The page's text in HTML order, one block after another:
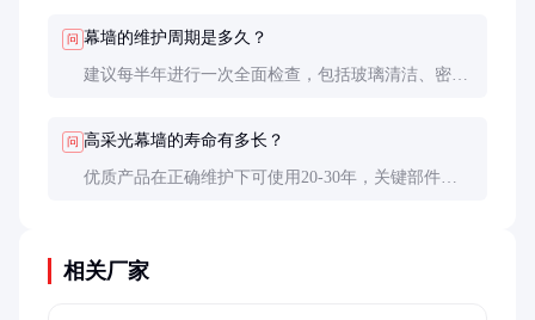
问 幕墙的维护周期是多久？
建议每半年进行一次全面检查，包括玻璃清洁、密封
问 高采光幕墙的寿命有多长？
优质产品在正确维护下可使用20-30年，关键部件如
相关厂家